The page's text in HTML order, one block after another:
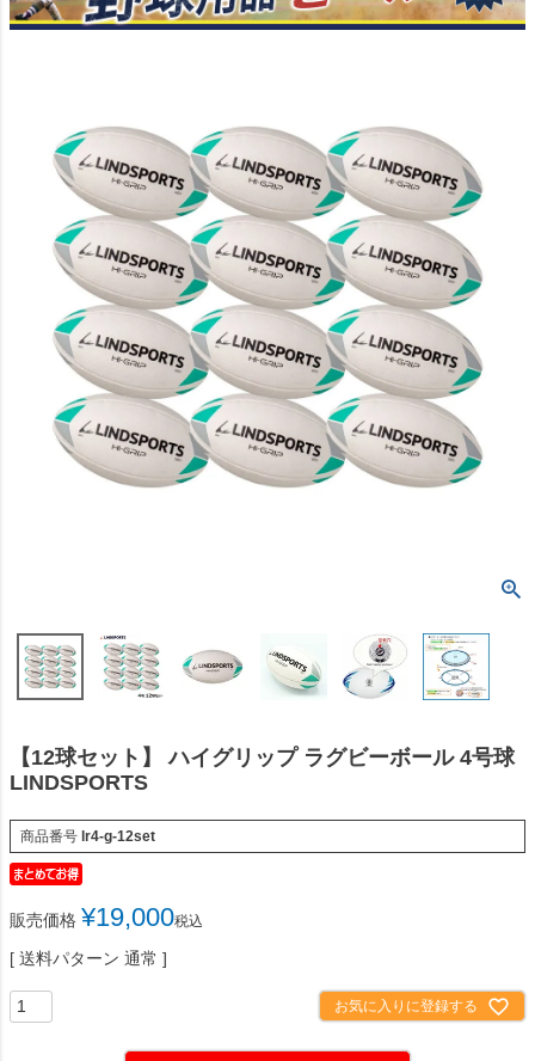
【12球セット】 ハイグリップ ラグビーボール 4号球
LINDSPORTS
商品番号 lr4-g-12set
販売価格 ¥19,000税込
送料パターン 通常
お気に入りに登録する